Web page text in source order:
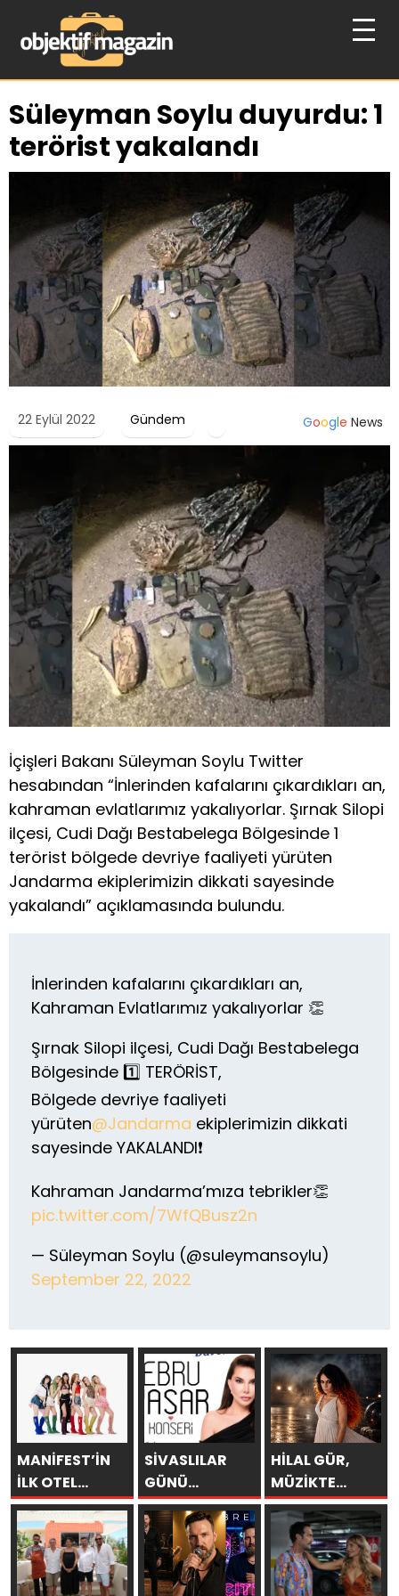
Süleyman Soylu duyurdu: 1
terörist yakalandı
22 Eylül 2022 Gündem Google News
İçişleri Bakanı Süleyman Soylu Twitter
hesabından “İnlerinden kafalarını çıkardıkları an,
kahraman evlatlarımız yakalıyorlar. Şırnak Silopi
ilçesi, Cudi Dağı Bestabelega Bölgesinde 1
terörist bölgede devriye faaliyeti yürüten
Jandarma ekiplerimizin dikkati sayesinde
yakalandı” açıklamasında bulundu.
İnlerinden kafalarını çıkardıkları an,
Kahraman Evlatlarımız yakalıyorlar 👏
Şırnak Silopi ilçesi, Cudi Dağı Bestabelega
Bölgesinde 1️⃣ TERÖRİST,
Bölgede devriye faaliyeti
yürüten@Jandarma ekiplerimizin dikkati
sayesinde YAKALANDI❗
Kahraman Jandarma’mıza tebrikler👏
pic.twitter.com/7WfQBusz2n
— Süleyman Soylu (@suleymansoylu)
September 22, 2022
MANİFEST’İN
İLK OTEL
KONSERİ 7
AĞUSTOS’TA
ANTALYA’DA
SİVASLILAR
GÜNÜ
KUTLAMALARINDA
EBRU YAŞAR
RÜZGARI
ESECEK!
HİLAL GÜR,
MÜZİKTE
YARAYI